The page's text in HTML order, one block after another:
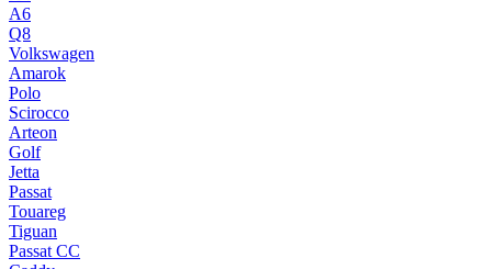
A6
Q8
Volkswagen
Amarok
Polo
Scirocco
Arteon
Golf
Jetta
Passat
Touareg
Tiguan
Passat CC